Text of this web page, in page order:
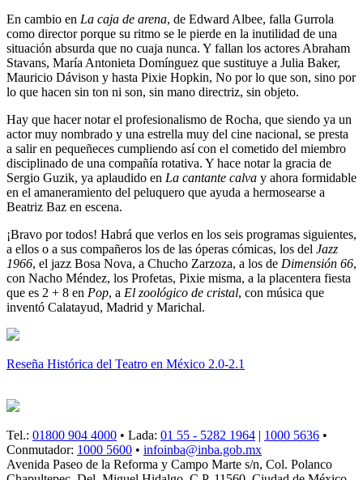
En cambio en La caja de arena, de Edward Albee, falla Gurrola
como director porque su ritmo se le pierde en la inutilidad de una
situación absurda que no cuaja nunca. Y fallan los actores Abraham
Stavans, María Antonieta Domínguez que sustituye a Julia Baker,
Mauricio Dávison y hasta Pixie Hopkin, No por lo que son, sino por
lo que hacen sin ton ni son, sin mano directriz, sin objeto.
Hay que hacer notar el profesionalismo de Rocha, que siendo ya un
actor muy nombrado y una estrella muy del cine nacional, se presta
a salir en pequeñeces cumpliendo así con el cometido del miembro
disciplinado de una compañía rotativa. Y hace notar la gracia de
Sergio Guzik, ya aplaudido en La cantante calva y ahora formidable
en el amaneramiento del peluquero que ayuda a hermosearse a
Beatriz Baz en escena.
¡Bravo por todos! Habrá que verlos en los seis programas siguientes,
a ellos o a sus compañeros los de las óperas cómicas, los del Jazz
1966, el jazz Bosa Nova, a Chucho Zarzoza, a los de Dimensión 66,
con Nacho Méndez, los Profetas, Pixie misma, a la placentera fiesta
que es 2 + 8 en Pop, a El zoológico de cristal, con música que
inventó Calatayud, Madrid y Marichal.
Reseña Histórica del Teatro en México 2.0-2.1
Tel.: 01800 904 4000 • Lada: 01 55 - 5282 1964 | 1000 5636 •
Conmutador: 1000 5600 • infoinba@inba.gob.mx
Avenida Paseo de la Reforma y Campo Marte s/n, Col. Polanco